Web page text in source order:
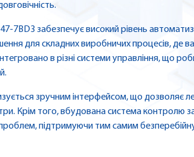
7BD3 забезпечує високий рівень
для складних виробничих процесів, де
в різні системи управління, що
зручним інтерфейсом, що дозволяє
Крім того, вбудована система контролю
підтримуючи тим самим